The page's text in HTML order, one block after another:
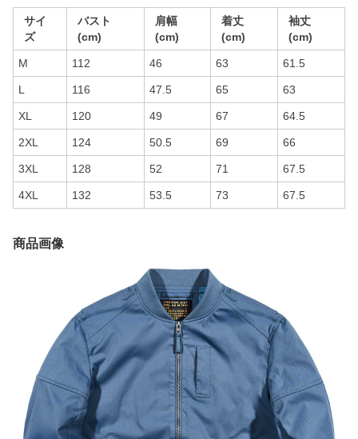
サイ
ズ
バスト
(cm)
肩幅
(cm)
着丈
(cm)
袖丈
(cm)
M 112 46 63 61.5
L 116 47.5 65 63
XL 120 49 67 64.5
2XL 124 50.5 69 66
3XL 128 52 71 67.5
4XL 132 53.5 73 67.5
商品画像